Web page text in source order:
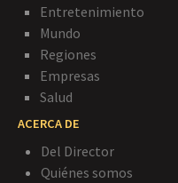
Entretenimiento
Mundo
Regiones
Empresas
Salud
ACERCA DE
Del Director
Quiénes somos